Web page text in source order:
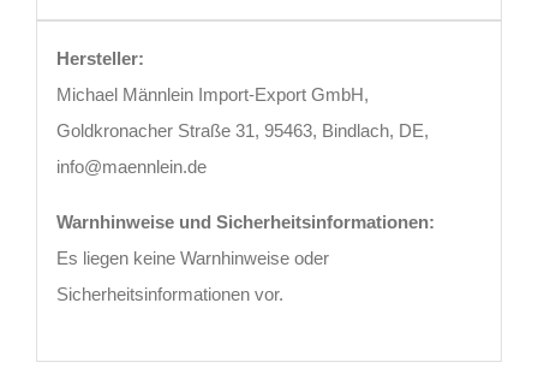
Hersteller:
Michael Männlein Import-Export GmbH,
Goldkronacher Straße 31, 95463, Bindlach, DE,
info@maennlein.de
Warnhinweise und Sicherheitsinformationen:
Es liegen keine Warnhinweise oder
Sicherheitsinformationen vor.